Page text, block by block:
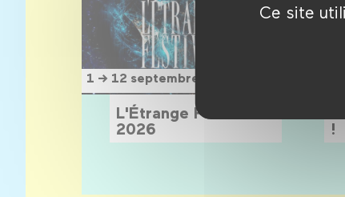
Ce site
1 → 12 septembre 2026
L'Étrange Festival
2026
15
1
!